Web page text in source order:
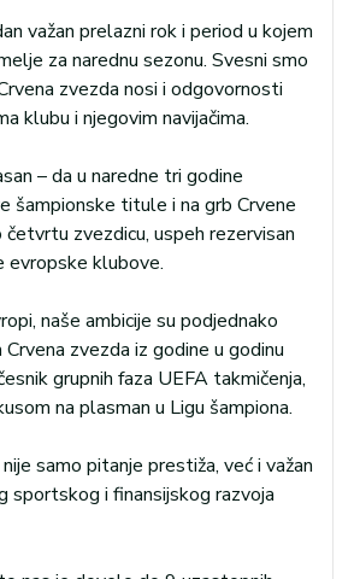
važan prelazni rok i period u kojem
za narednu sezonu. Svesni smo
zvezda nosi i odgovornosti
klubu i njegovim navijačima.
– da u naredne tri godine
šampionske titule i na grb Crvene
zvezdicu, uspeh rezervisan
evropske klubove.
naše ambicije su podjednako
zvezda iz godine u godinu
grupnih faza UEFA takmičenja,
na plasman u Ligu šampiona.
samo pitanje prestiža, već i važan
sportskog i finansijskog razvoja